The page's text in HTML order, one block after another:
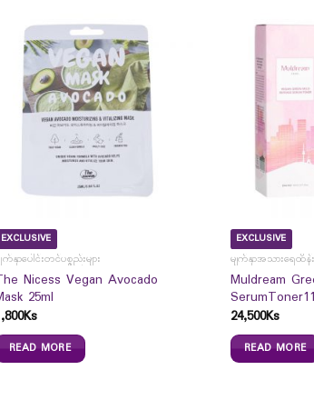
EXCLUSIVE
က်နှာပေါင်းတင်ပစ္စည်းများ
Nicess Vegan Avocado
25ml
Ks
READ MORE
EXCLUSIVE
မျက်နှာအသားရေထိန်း
Muldream
24,500Ks
READ MORE